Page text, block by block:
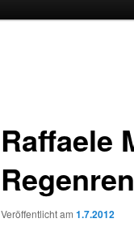
Raffaele
Veröffentlicht am 1.7.2012